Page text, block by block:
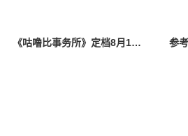
《咕噜比事务所》定档8月10日 聚焦儿童情绪教育助力健康成长